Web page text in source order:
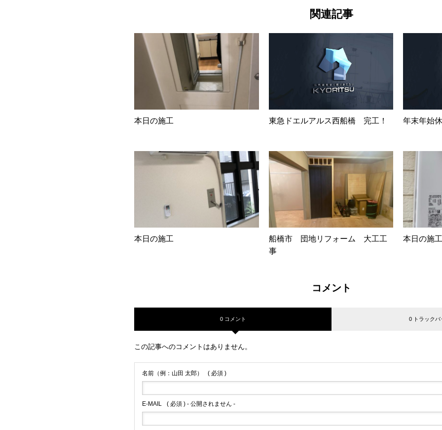
関連記事
本日の施工 東急ドエルアルス西船橋 完工！ 年末年始
本日の施工
船橋市 団地リフォーム 大工工
事
本日の施
コメント
0 コメント 0 トラックバ
この記事へのコメントはありません。
名前（例：山田 太郎） ( 必須 )
E-MAIL ( 必須 ) - 公開されません -